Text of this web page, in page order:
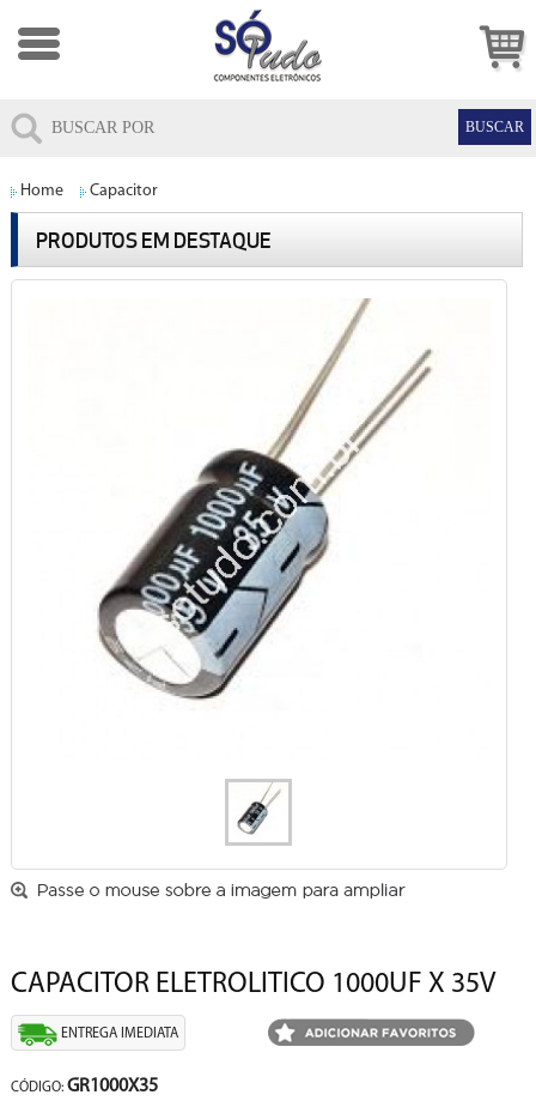
Home Capacitor
PRODUTOS EM DESTAQUE
CAPACITOR ELETROLITICO 1000UF X 35V
ENTREGA IMEDIATA
CÓDIGO: GR1000X35